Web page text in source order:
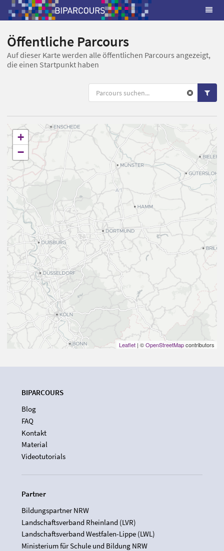
Öffentliche Parcours
Auf dieser Karte werden alle öffentlichen Parcours angezeigt,
die einen Startpunkt haben
+
−
Leaflet | ©OpenStreetMapcontributors
BIPARCOURS
Blog
FAQ
Kontakt
Material
Videotutorials
Partner
Bildungspartner NRW
Landschaftsverband Rheinland (LVR)
Landschaftsverband Westfalen-Lippe (LWL)
Ministerium für Schule und Bildung NRW